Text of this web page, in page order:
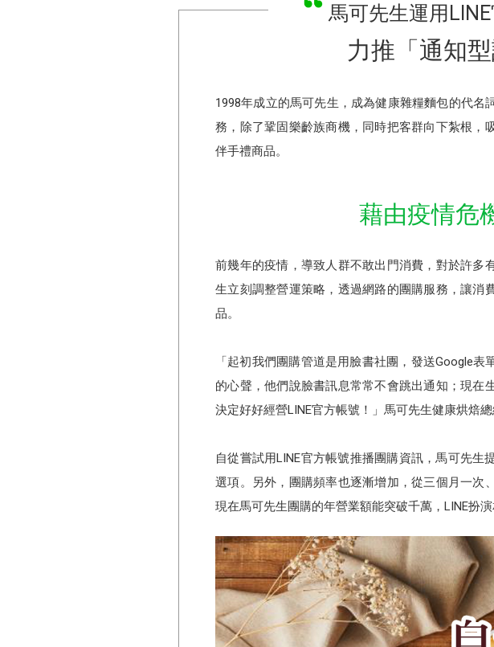
馬可先生運用
力推「通知
1998年成立的馬可先生，成為健康雜糧麵包的代名
務，除了鞏固樂齡族商機，同時把客群向下紮根，
伴手禮商品。
藉由疫情危
前幾年的疫情，導致人群不敢出門消費，對於許多
生立刻調整營運策略，透過網路的團購服務，讓消
品。
「起初我們團購管道是用臉書社團，發送Google
的心聲，他們說臉書訊息常常不會跳出通知；現在
決定好好經營LINE官方帳號！」馬可先生健康烘焙
自從嘗試用LINE官方帳號推播團購資訊，馬可先
選項。另外，團購頻率也逐漸增加，從三個月一次
現在馬可先生團購的年營業額能突破千萬，LINE扮演